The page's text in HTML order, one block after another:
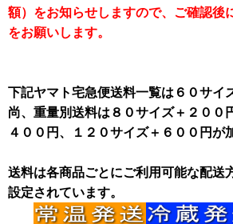
額）をお知らせしますので、ご確認後
をお願いします。
下記ヤマト宅急便送料一覧は６０サイ
尚、重量別送料は８０サイズ＋２００
４００円、１２０サイズ＋６００円が
送料は各商品ごとにご利用可能な配送
設定されています。